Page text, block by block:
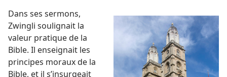
Dans ses sermons,
Zwingli soulignait la
valeur pratique de la
Bible. Il enseignait les
principes moraux de la
Bible, et il s’insurgeait